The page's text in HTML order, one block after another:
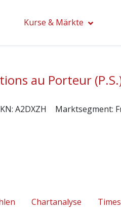
Kurse & Märkte
au Porteur
A2DXZH Marktsegment:
Chartanalyse